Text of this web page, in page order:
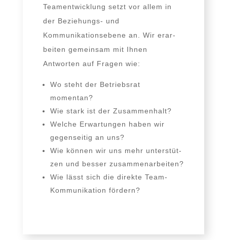
Teamentwicklung setzt vor allem in
der Beziehungs- und
Kommunikationsebene an. Wir erar­
bei­ten gemein­sam mit Ihnen
Antworten auf Fragen wie:
Wo steht der Betriebsrat
momentan?
Wie stark ist der Zusammenhalt?
Welche Erwartungen haben wir
gegen­sei­tig an uns?
Wie kön­nen wir uns mehr unter­stüt­
zen und bes­ser zusammenarbeiten?
Wie lässt sich die direk­te Team-
Kommunikation fördern?